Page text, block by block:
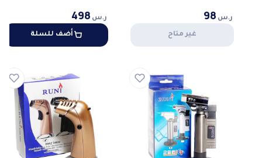
ر.س 98
غير متاح
ر.س 498
أضف للسلة